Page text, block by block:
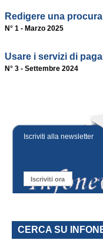
Redigere una
N° 1 - Marzo 2025
Usare i servizi di
N° 3 - Settembre 2024
Iscriviti alla newsletter
Iscriviti ora
CERCA SU